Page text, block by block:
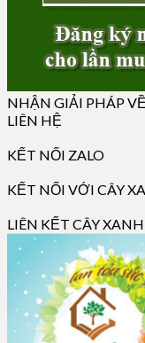
NHẬN GIẢI PHÁP
LIÊN HỆ
KẾT NỐI ZALO
KẾT NỐI VỚI CÂY
LIÊN KẾT CÂY